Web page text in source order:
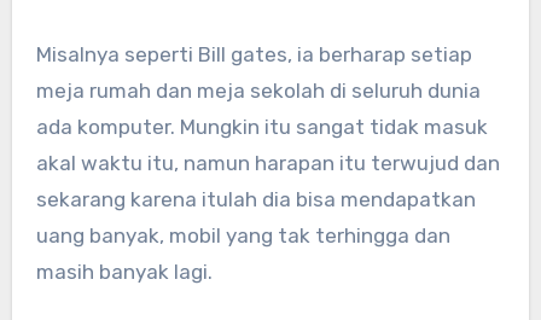
Misalnya seperti Bill gates, ia berharap setiap
meja rumah dan meja sekolah di seluruh dunia
ada komputer. Mungkin itu sangat tidak masuk
akal waktu itu, namun harapan itu terwujud dan
sekarang karena itulah dia bisa mendapatkan
uang banyak, mobil yang tak terhingga dan
masih banyak lagi.